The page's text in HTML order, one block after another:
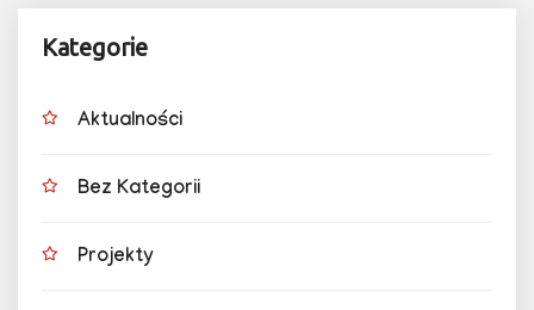
Kategorie
Aktualności
Bez Kategorii
Projekty